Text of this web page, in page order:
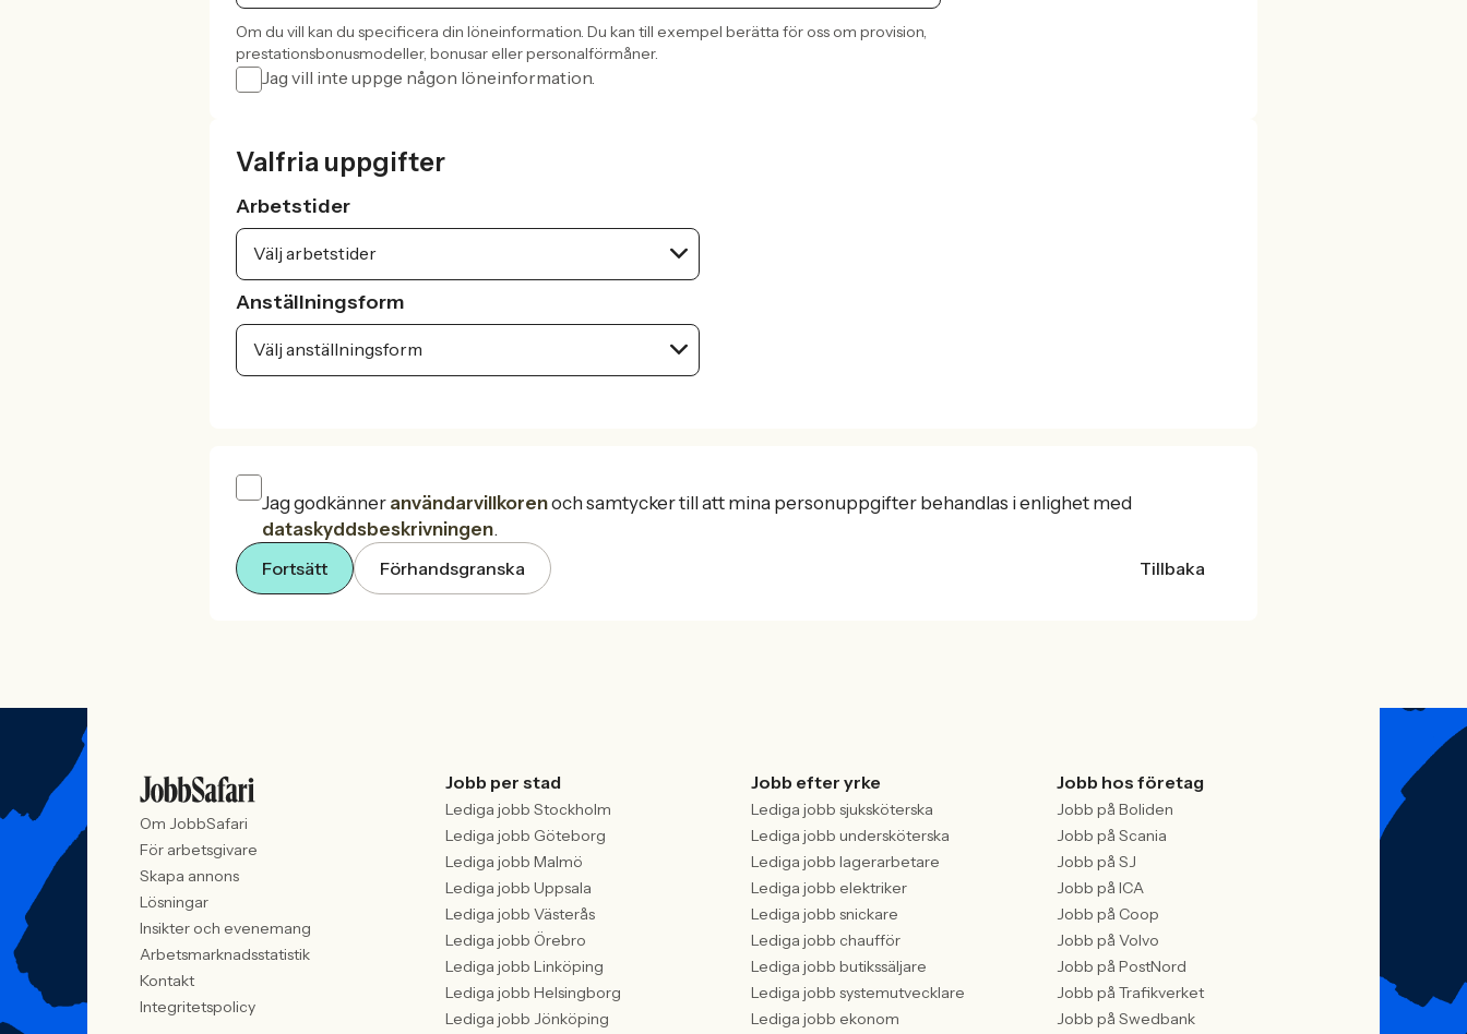
Om du vill kan du specificera din löneinformation. Du kan till exempel berätta för oss om provision,
prestationsbonusmodeller, bonusar eller personalförmåner.
Jag vill inte uppge någon löneinformation.
Valfria uppgifter
Arbetstider
Välj arbetstider
Anställningsform
Välj anställningsform
Jag godkänner användarvillkorenoch samtycker till att mina personuppgifter behandlas i enlighet med
dataskyddsbeskrivningen.
Fortsätt
Förhandsgranska Tillbaka
Om JobbSafari
För arbetsgivare
Skapa annons
Lösningar
Insikter och evenemang
Arbetsmarknadsstatistik
Kontakt
Integritetspolicy
Jobb per stad
Lediga jobb Stockholm
Lediga jobb Göteborg
Lediga jobb Malmö
Lediga jobb Uppsala
Lediga jobb Västerås
Lediga jobb Örebro
Lediga jobb Linköping
Lediga jobb Helsingborg
Lediga jobb Jönköping
Jobb efter yrke
Lediga jobb sjuksköterska
Lediga jobb undersköterska
Lediga jobb lagerarbetare
Lediga jobb elektriker
Lediga jobb snickare
Lediga jobb chaufför
Lediga jobb butikssäljare
Lediga jobb systemutvecklare
Lediga jobb ekonom
Jobb hos företag
Jobb på Boliden
Jobb på Scania
Jobb på SJ
Jobb på ICA
Jobb på Coop
Jobb på Volvo
Jobb på PostNord
Jobb på Trafikverket
Jobb på Swedbank